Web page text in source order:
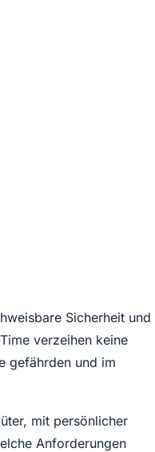
Sicherheit und
verzeihen keine
gefährden und im
mit persönlicher
Anforderungen